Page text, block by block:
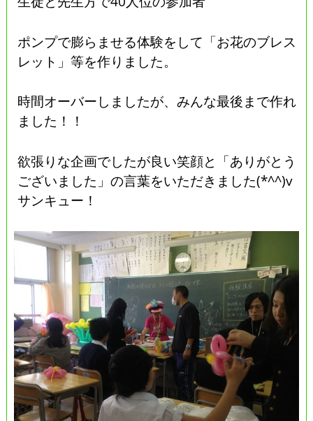
ポンプで膨らませる体験をして「お花のブレス
レット」等を作りました。
時間オーバーしましたが、みんな最後まで作れ
ました！！
欲張りな企画でしたが良い笑顔と「ありがとう
ございました」の言葉をいただきました(*^^)v
サンキュー！